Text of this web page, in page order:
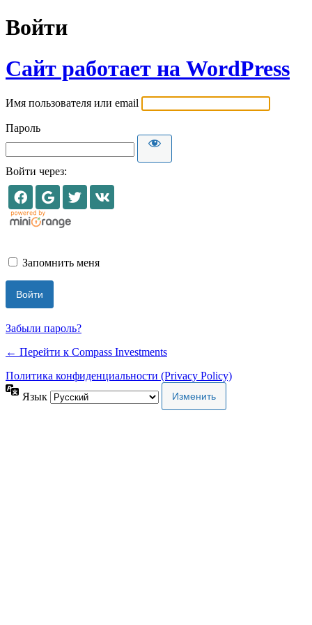
Войти
Сайт работает на WordPress
Имя пользователя или email
Пароль
Войти через:
Запомнить меня
Забыли пароль?
← Перейти к Compass Investments
Политика конфиденциальности (Privacy Policy)
Язык